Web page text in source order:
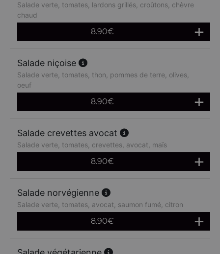
Salade verte, tomates, lardons grillés, croûtons, chèvre
chaud
8.90€
Salade niçoise
Salade verte, tomates, thon, pommes de terre, olives,
oeuf
8.90€
Salade crevettes avocat
Salade verte, tomates, crevettes, avocat, maïs
8.90€
Salade norvégienne
Salade verte, tomates, avocat, saumon fumé, citron
8.90€
Salade végétarienne